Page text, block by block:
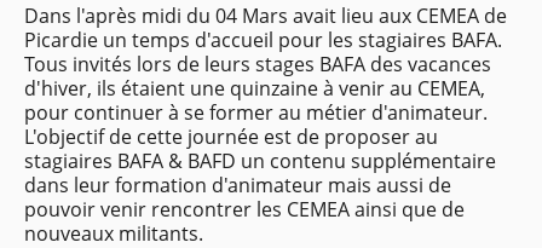
Dans l'après midi du 04 Mars avait lieu aux CEMEA de
Picardie un temps d'accueil pour les stagiaires BAFA.
Tous invités lors de leurs stages BAFA des vacances
d'hiver, ils étaient une quinzaine à venir au CEMEA,
pour continuer à se former au métier d'animateur.
L'objectif de cette journée est de proposer au
stagiaires BAFA & BAFD un contenu supplémentaire
dans leur formation d'animateur mais aussi de
pouvoir venir rencontrer les CEMEA ainsi que de
nouveaux militants.